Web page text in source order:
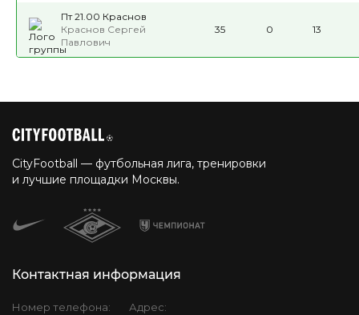
Пт 21.00 Краснов
Краснов Сергей
Павлович
35 0 13
CityFootball — футбольная лига, тренировки
и лучшие площадки Москвы.
Контактная информация
Номер телефона: Адрес: